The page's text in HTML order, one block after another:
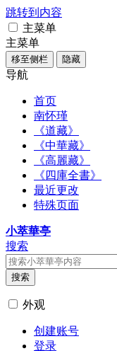
跳转到内容
主菜单
主菜单
移至侧栏 隐藏
导航
首页
南怀瑾
《道藏》
《中華藏》
《高麗藏》
《四庫全書》
最近更改
特殊页面
小萃華亭
搜索
搜索
外观
创建账号
登录